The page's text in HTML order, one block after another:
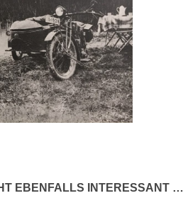
EBENFALLS INTERESSANT …